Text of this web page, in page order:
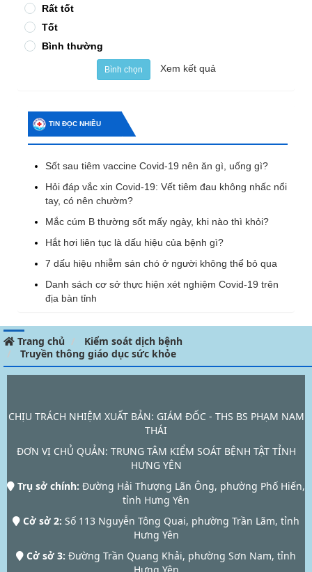
Rất tốt
Tốt
Bình thường
Bình chọn Xem kết quả
TIN ĐỌC NHIỀU
Sốt sau tiêm vaccine Covid-19 nên ăn gì, uống gì?
Hỏi đáp vắc xin Covid-19: Vết tiêm đau không nhấc nổi
tay, có nên chườm?
Mắc cúm B thường sốt mấy ngày, khi nào thì khỏi?
Hắt hơi liên tục là dấu hiệu của bệnh gì?
7 dấu hiệu nhiễm sán chó ở người không thể bỏ qua
Danh sách cơ sở thực hiện xét nghiệm Covid-19 trên
địa bàn tỉnh
Trang chủ
Kiểm soát dịch bệnh
Truyền thông giáo dục sức khỏe
CHỊU TRÁCH NHIỆM XUẤT BẢN: GIÁM ĐỐC - THS BS PHẠM NAM
THÁI
ĐƠN VỊ CHỦ QUẢN: TRUNG TÂM KIỂM SOÁT BỆNH TẬT TỈNH
HƯNG YÊN
Trụ sở chính: Đường Hải Thượng Lãn Ông, phường Phố Hiến,
tỉnh Hưng Yên
Cở sở 2: Số 113 Nguyễn Tông Quai, phường Trần Lãm, tỉnh
Hưng Yên
Cở sở 3: Đường Trần Quang Khải, phường Sơn Nam, tỉnh
Hưng Yên